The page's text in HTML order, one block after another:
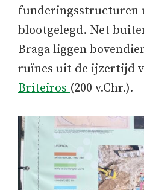
funderingsstructuren
blootgelegd. Net
Braga liggen
ruïnes uit de ijzertijd
Briteiros (200 v.Chr.).